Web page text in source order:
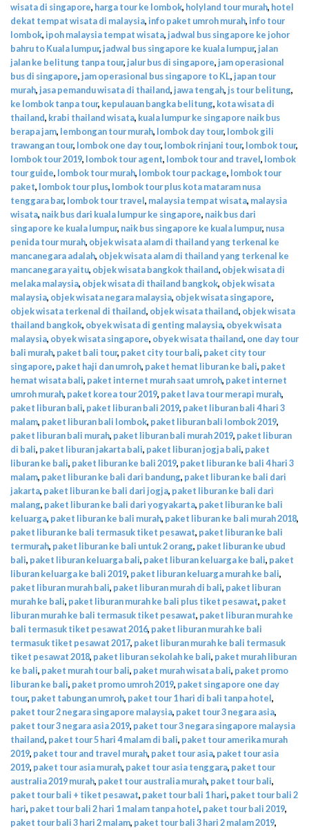
wisata di singapore, harga tour ke lombok, holyland tour murah, hotel
dekat tempat wisata di malaysia, info paket umroh murah, info tour
lombok, ipoh malaysia tempat wisata, jadwal bus singapore ke johor
bahru to Kuala lumpur, jadwal bus singapore ke kuala lumpur, jalan
jalan ke belitung tanpa tour, jalur bus di singapore, jam operasional
bus di singapore, jam operasional bus singapore to KL, japan tour
murah, jasa pemandu wisata di thailand, jawa tengah, js tour belitung,
ke lombok tanpa tour, kepulauan bangka belitung, kota wisata di
thailand, krabi thailand wisata, kuala lumpur ke singapore naik bus
berapa jam, lembongan tour murah, lombok day tour, lombok gili
trawangan tour, lombok one day tour, lombok rinjani tour, lombok tour,
lombok tour 2019, lombok tour agent, lombok tour and travel, lombok
tour guide, lombok tour murah, lombok tour package, lombok tour
paket, lombok tour plus, lombok tour plus kota mataram nusa
tenggara bar, lombok tour travel, malaysia tempat wisata, malaysia
wisata, naik bus dari kuala lumpur ke singapore, naik bus dari
singapore ke kuala lumpur, naik bus singapore ke kuala lumpur, nusa
penida tour murah, objek wisata alam di thailand yang terkenal ke
mancanegara adalah, objek wisata alam di thailand yang terkenal ke
mancanegara yaitu, objek wisata bangkok thailand, objek wisata di
melaka malaysia, objek wisata di thailand bangkok, objek wisata
malaysia, objek wisata negara malaysia, objek wisata singapore,
objek wisata terkenal di thailand, objek wisata thailand, objek wisata
thailand bangkok, obyek wisata di genting malaysia, obyek wisata
malaysia, obyek wisata singapore, obyek wisata thailand, one day tour
bali murah, paket bali tour, paket city tour bali, paket city tour
singapore, paket haji dan umroh, paket hemat liburan ke bali, paket
hemat wisata bali, paket internet murah saat umroh, paket internet
umroh murah, paket korea tour 2019, paket lava tour merapi murah,
paket liburan bali, paket liburan bali 2019, paket liburan bali 4 hari 3
malam, paket liburan bali lombok, paket liburan bali lombok 2019,
paket liburan bali murah, paket liburan bali murah 2019, paket liburan
di bali, paket liburan jakarta bali, paket liburan jogja bali, paket
liburan ke bali, paket liburan ke bali 2019, paket liburan ke bali 4 hari 3
malam, paket liburan ke bali dari bandung, paket liburan ke bali dari
jakarta, paket liburan ke bali dari jogja, paket liburan ke bali dari
malang, paket liburan ke bali dari yogyakarta, paket liburan ke bali
keluarga, paket liburan ke bali murah, paket liburan ke bali murah 2018,
paket liburan ke bali termasuk tiket pesawat, paket liburan ke bali
termurah, paket liburan ke bali untuk 2 orang, paket liburan ke ubud
bali, paket liburan keluarga bali, paket liburan keluarga ke bali, paket
liburan keluarga ke bali 2019, paket liburan keluarga murah ke bali,
paket liburan murah bali, paket liburan murah di bali, paket liburan
murah ke bali, paket liburan murah ke bali plus tiket pesawat, paket
liburan murah ke bali termasuk tiket pesawat, paket liburan murah ke
bali termasuk tiket pesawat 2016, paket liburan murah ke bali
termasuk tiket pesawat 2017, paket liburan murah ke bali termasuk
tiket pesawat 2018, paket liburan sekolah ke bali, paket murah liburan
ke bali, paket murah tour bali, paket murah wisata bali, paket promo
liburan ke bali, paket promo umroh 2019, paket singapore one day
tour, paket tabungan umroh, paket tour 1 hari di bali tanpa hotel,
paket tour 2 negara singapore malaysia, paket tour 3 negara asia,
paket tour 3 negara asia 2019, paket tour 3 negara singapore malaysia
thailand, paket tour 5 hari 4 malam di bali, paket tour amerika murah
2019, paket tour and travel murah, paket tour asia, paket tour asia
2019, paket tour asia murah, paket tour asia tenggara, paket tour
australia 2019 murah, paket tour australia murah, paket tour bali,
paket tour bali + tiket pesawat, paket tour bali 1 hari, paket tour bali 2
hari, paket tour bali 2 hari 1 malam tanpa hotel, paket tour bali 2019,
paket tour bali 3 hari 2 malam, paket tour bali 3 hari 2 malam 2019,